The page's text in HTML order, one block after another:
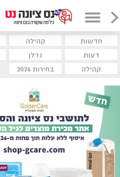
חדשות קהילה
דעות
נדלן
קהילה
בחירות 2026